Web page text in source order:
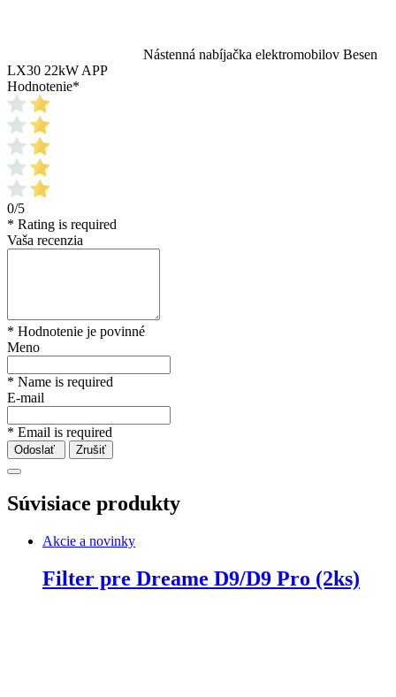
Nástenná nabíjačka elektromobilov Besen
LX30 22kW APP
Hodnotenie*
0/5
* Rating is required
Vaša recenzia
* Hodnotenie je povinné
Meno
* Name is required
E-mail
* Email is required
Odoslať Zrušiť
Súvisiace produkty
Akcie a novinky
Filter pre Dreame D9/D9 Pro (2ks)